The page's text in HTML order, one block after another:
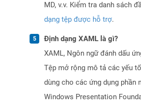
MD, v.v. Kiểm tra danh sách
dạng tệp được hỗ trợ.
Định dạng XAML là gì?
XAML, Ngôn ngữ đánh dấu
Tệp mở rộng mô tả các yếu
dùng cho các ứng dụng phần
Windows Presentation